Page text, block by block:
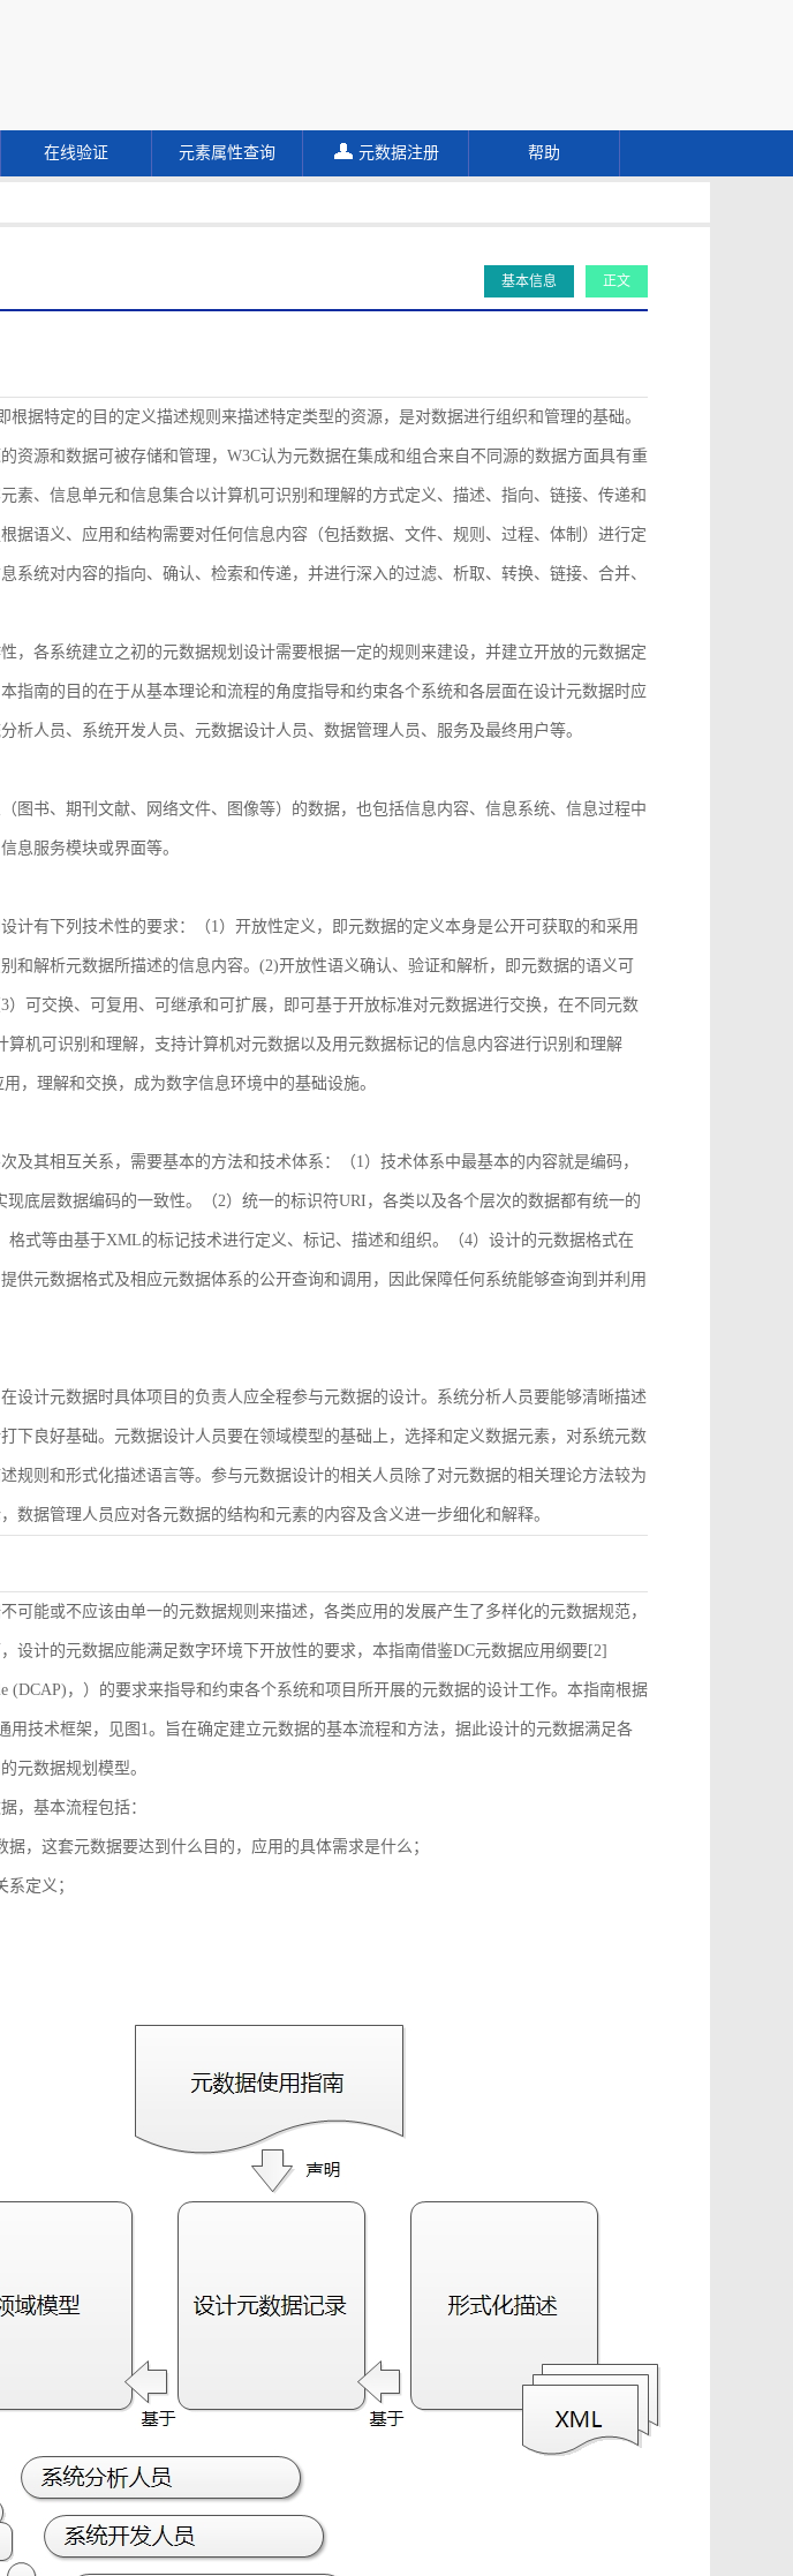
在线验证 元素属性查询 元数据注册 帮助
基本信息 正文
根据特定的目的定义描述规则来描述特定类型的资源，是对数据进行组织和管理的基础。
资源和数据可被存储和管理，W3C认为元数据在集成和组合来自不同源的数据方面具有重
素、信息单元和信息集合以计算机可识别和理解的方式定义、描述、指向、链接、传递和
据语义、应用和结构需要对任何信息内容（包括数据、文件、规则、过程、体制）进行定
系统对内容的指向、确认、检索和传递，并进行深入的过滤、析取、转换、链接、合并、
，各系统建立之初的元数据规划设计需要根据一定的规则来建设，并建立开放的元数据定
指南的目的在于从基本理论和流程的角度指导和约束各个系统和各层面在设计元数据时应
析人员、系统开发人员、元数据设计人员、数据管理人员、服务及最终用户等。
图书、期刊文献、网络文件、图像等）的数据，也包括信息内容、信息系统、信息过程中
息服务模块或界面等。
计有下列技术性的要求：（1）开放性定义，即元数据的定义本身是公开可获取的和采用
和解析元数据所描述的信息内容。(2)开放性语义确认、验证和解析，即元数据的语义可
可交换、可复用、可继承和可扩展，即可基于开放标准对元数据进行交换，在不同元数
机可识别和理解，支持计算机对元数据以及用元数据标记的信息内容进行识别和理解
，理解和交换，成为数字信息环境中的基础设施。
及其相互关系，需要基本的方法和技术体系：（1）技术体系中最基本的内容就是编码，
现底层数据编码的一致性。（2）统一的标识符URI，各类以及各个层次的数据都有统一的
格式等由基于XML的标记技术进行定义、标记、描述和组织。（4）设计的元数据格式在
供元数据格式及相应元数据体系的公开查询和调用，因此保障任何系统能够查询到并利用
设计元数据时具体项目的负责人应全程参与元数据的设计。系统分析人员要能够清晰描述
下良好基础。元数据设计人员要在领域模型的基础上，选择和定义数据元素，对系统元数
规则和形式化描述语言等。参与元数据设计的相关人员除了对元数据的相关理论方法较为
数据管理人员应对各元数据的结构和元素的内容及含义进一步细化和解释。
可能或不应该由单一的元数据规则来描述，各类应用的发展产生了多样化的元数据规范，
设计的元数据应能满足数字环境下开放性的要求，本指南借鉴DC元数据应用纲要[2]
(DCAP)，）的要求来指导和约束各个系统和项目所开展的元数据的设计工作。本指南根据
用技术框架，见图1。旨在确定建立元数据的基本流程和方法，据此设计的元数据满足各
元数据规划模型。
，基本流程包括：
据，这套元数据要达到什么目的，应用的具体需求是什么；
定义；